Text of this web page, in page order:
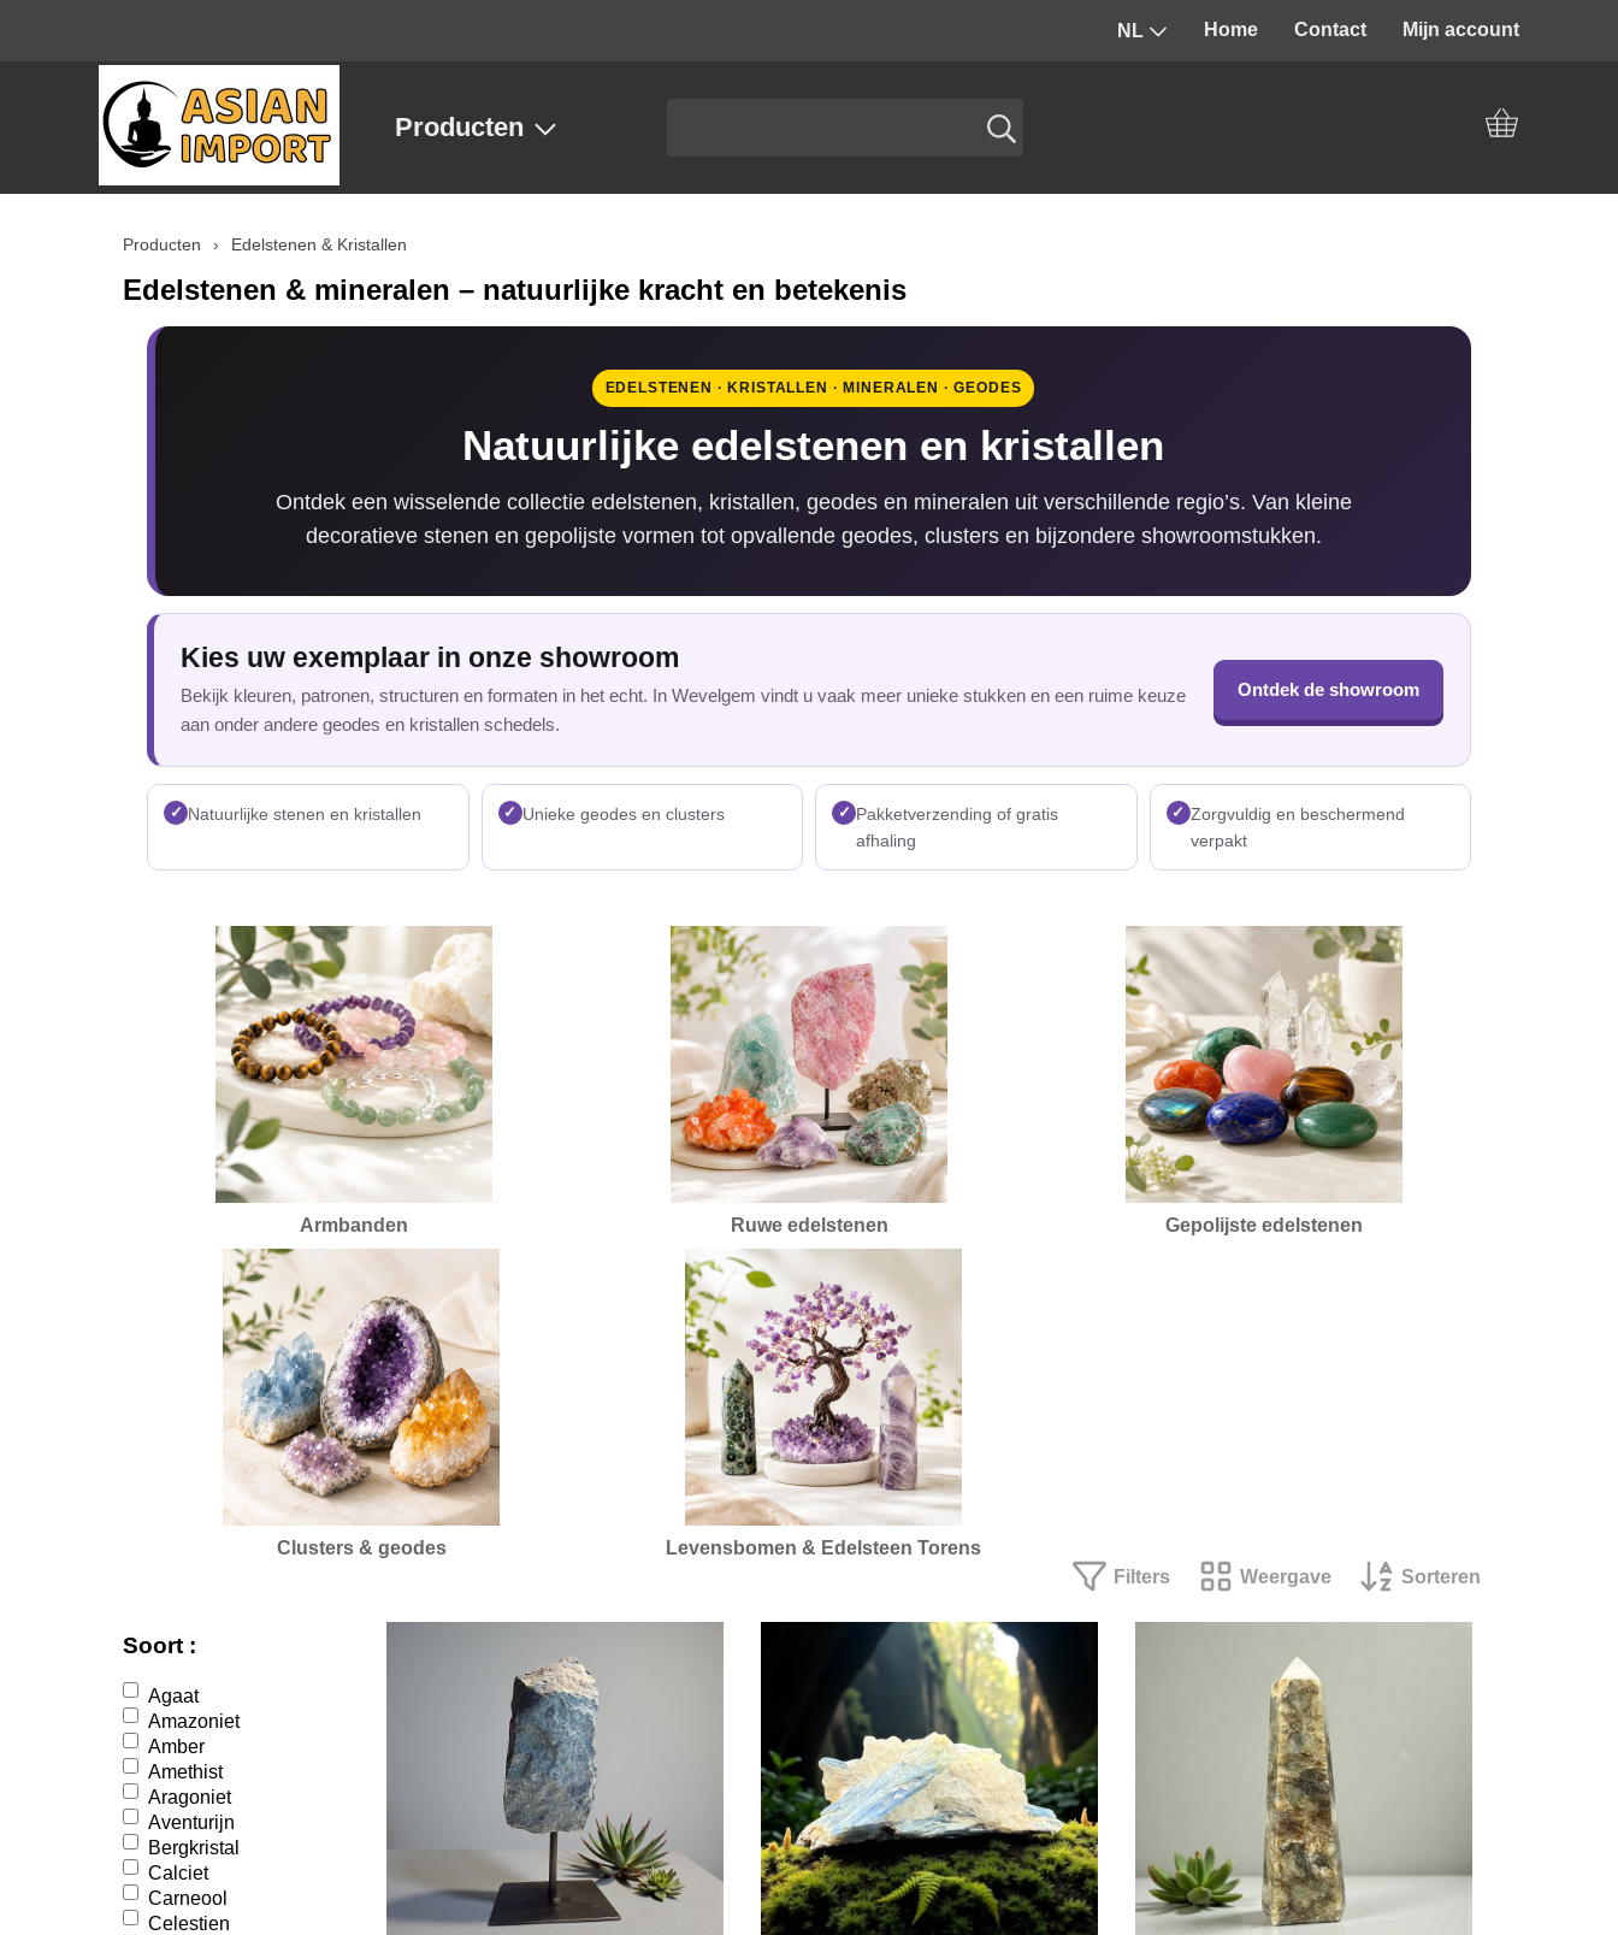
NL Home Contact Mijn account
Producten
Producten › Edelstenen & Kristallen
Edelstenen & mineralen – natuurlijke kracht en betekenis
EDELSTENEN · KRISTALLEN · MINERALEN · GEODES
Natuurlijke edelstenen en kristallen
Ontdek een wisselende collectie edelstenen, kristallen, geodes en mineralen uit verschillende regio’s. Van kleine
decoratieve stenen en gepolijste vormen tot opvallende geodes, clusters en bijzondere showroomstukken.
Kies uw exemplaar in onze showroom
Bekijk kleuren, patronen, structuren en formaten in het echt. In Wevelgem vindt u vaak meer unieke stukken en een ruime keuze
aan onder andere geodes en kristallen schedels.
Ontdek de showroom
✓ Natuurlijke stenen en kristallen ✓ Unieke geodes en clusters ✓ Pakketverzending of gratis
afhaling
✓ Zorgvuldig en beschermend
verpakt
Armbanden Ruwe edelstenen Gepolijste edelstenen
Clusters & geodes
Levensbomen & Edelsteen Torens
Filters
Weergave Sorteren
Soort :
Agaat
Amazoniet
Amber
Amethist
Aragoniet
Aventurijn
Bergkristal
Calciet
Carneool
Celestien